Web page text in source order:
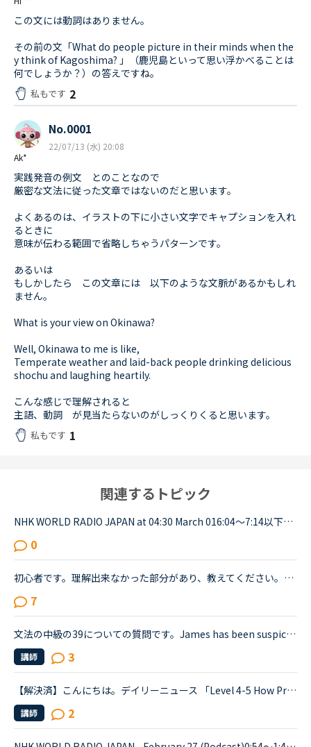
この文には動詞はありません。
その前の文「What do people picture in their minds when the
y think of Kagoshima? 」（鹿児島といって思い浮かべることは
何でしょうか？）の答えですね。
私もです 2
Ak*
No.0001
22/07/13 (水) 20:08
実践発音の例文 とのことなので
厳密な文法に従った文章ではないのだと思います。
よくあるのは、イラストの下に小さい文字でキャプションを入れ
るときに
意味が伝わる範囲で省略しちゃうパターンです。
あるいは
もしかしたら この文章には 以下のような文脈があるかもしれ
ません。
What is your view on Okinawa?
Well, Okinawa to me is like,
Temperate weather and laid-back people drinking delicious
shochu and laughing heartily.
こんな感じで理解されると
主語、動詞 が見当たらないのがしっくりくると思います。
私もです 1
関連するトピック
NHK WORLD RADIO JAPAN at 04:30 March 016:04～7:14以下が音声をディクテーションしたものでしたが、音源が削除されてしまったので、このトピック自体をスルーしてください。An international research team of ...
0
初心者です。理解出来なかった部分があり、教えてください。James is asking Charlotte about Gabriella's birthday party. James When was Gabriella's birthday?Charlotte It was last weekend.James How was t...
7
文法の中級の39についての質問です。James has been suspicious about Andrew's strange behavior lately.James「 Frankly, I don't know why you are still going to that farm. You were only going there for ...
講師 3
【解決済】こんにちは。デイリーニュース 「Level 4-5 How Processed Food Helped Humanity」 の第2パラグラフ、The small size of teeth in early humans can only be explained by food becoming easier to eat...
講師 2